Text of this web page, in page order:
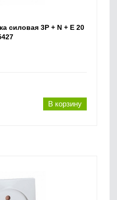
силовая 3P + N + E 20
В корзину